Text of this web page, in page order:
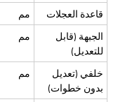
قاعدة العجلات مم
الجبهة (قابل
للتعديل)
مم
خلفي (تعديل
بدون خطوات)
مم